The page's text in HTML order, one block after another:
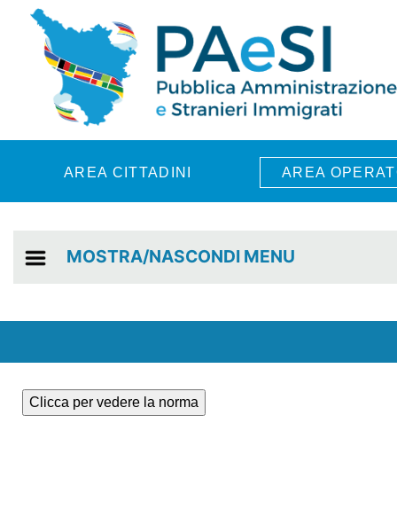
Skip to main content
AREA CITTADINI AREA
MOSTRA/NASCONDI MENU
Clicca per vedere la norma